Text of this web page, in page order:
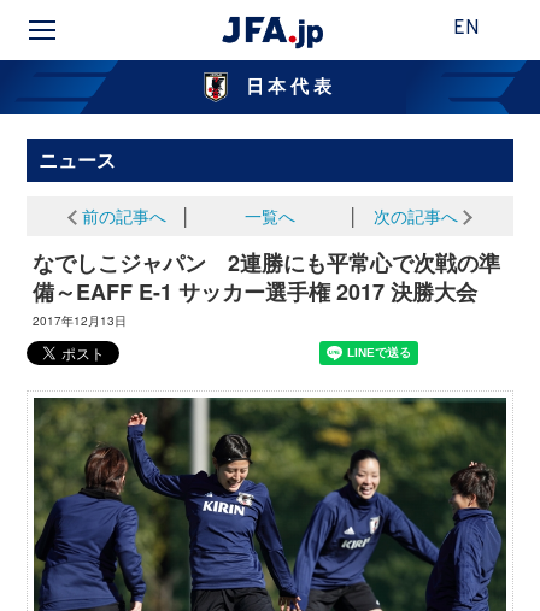
EN
日本代表
ニュース
前の記事へ 一覧へ 次の記事へ
なでしこジャパン 2連勝にも平常心で次戦の準
備～EAFF E-1 サッカー選手権 2017 決勝大会
2017年12月13日